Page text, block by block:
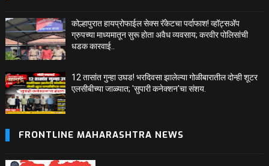
कोल्हापुरात हायप्रोफाईल सेक्स रॅकेटचा पर्दाफाश! व्हॉट्सअ‍ॅप
ग्रुपच्या माध्यमातून सुरू होता अवैध व्यवसाय; करवीर पोलिसांची
धडक कारवाई..
12 तासांत गुन्हा उघड! भरदिवसा झालेल्या गोळीबारातील दोन्ही शूटर
एलसीबीच्या जाळ्यात; 'सुपारी कनेक्शन'चा संशय.
FRONTLINE MAHARASHTRA NEWS